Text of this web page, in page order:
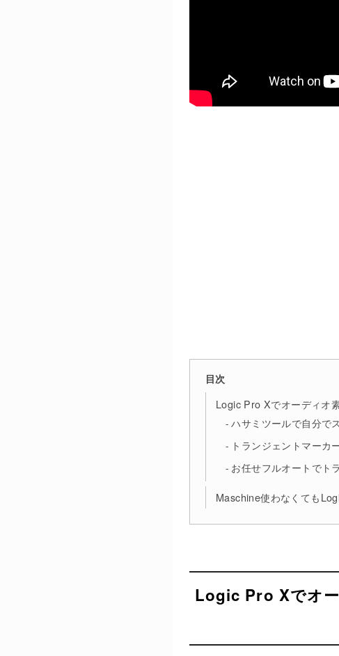
目次
Logic Pro Xでオーディオ
ハサミツールで自分で
トランジェントマーカ
お任せフルオートでト
Maschine使わなくても
Logic Pro Xでオ